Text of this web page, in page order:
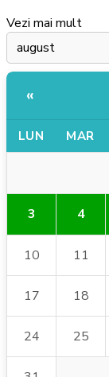
Vezi mai mult
«
LUN MAR
3 4
10 11
17 18
24 25